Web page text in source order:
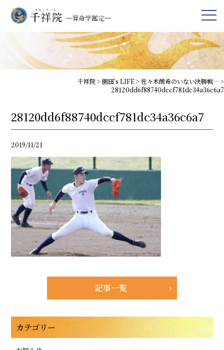
千祥院> 園田's LIFE> 佐々木朗希のいない決勝戦… >
28120dd6f88740dccf781dc34a36c6a7
28120dd6f88740dccf781dc34a36c6a7
2019/11/21
記事一覧
カテゴリー